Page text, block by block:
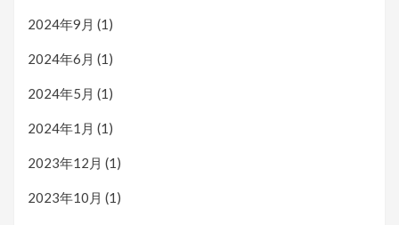
2024年9月 (1)
2024年6月 (1)
2024年5月 (1)
2024年1月 (1)
2023年12月 (1)
2023年10月 (1)